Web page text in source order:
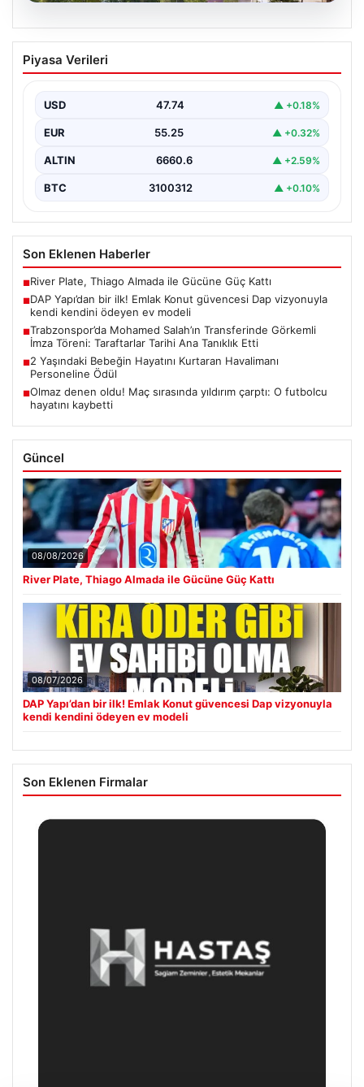
07.08.2026
DAP Yapı’dan bir ilk! Emlak Konut
güvencesi Dap vizyonuyla kendi
{"title": "DAP Yapı’dan Bir İlk: Güvence ve Vizyonla Kendi
Piyasa Verileri
USD 47.74 ▲ +0.18%
EUR 55.25 ▲ +0.32%
ALTIN 6660.6 ▲ +2.59%
BTC 3100312 ▲ +0.10%
Son Eklenen Haberler
■River Plate, Thiago Almada ile Gücüne Güç Kattı
■DAP Yapı’dan bir ilk! Emlak Konut güvencesi Dap vizyonuyla
kendi kendini ödeyen ev modeli
■Trabzonspor’da Mohamed Salah’ın Transferinde Görkemli
İmza Töreni: Taraftarlar Tarihi Ana Tanıklık Etti
■2 Yaşındaki Bebeğin Hayatını Kurtaran Havalimanı
Personeline Ödül
■Olmaz denen oldu! Maç sırasında yıldırım çarptı: O futbolcu
hayatını kaybetti
Güncel
08/08/2026
River Plate, Thiago Almada ile Gücüne Güç Kattı
08/07/2026
DAP Yapı’dan bir ilk! Emlak Konut güvencesi Dap vizyonuyla
kendi kendini ödeyen ev modeli
Son Eklenen Firmalar